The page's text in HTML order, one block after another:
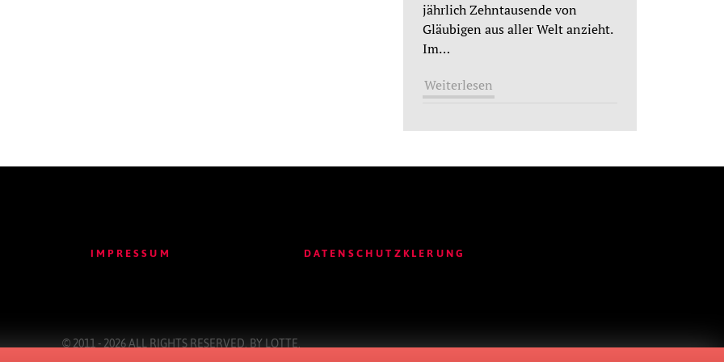
jährlich Zehntausende von
Gläubigen aus aller Welt anzieht.
Im…
Weiterlesen
IMPRESSUM DATENSCHUTZKLERUNG
© 2011 - 2026 ALL RIGHTS RESERVED. BY LOTTE